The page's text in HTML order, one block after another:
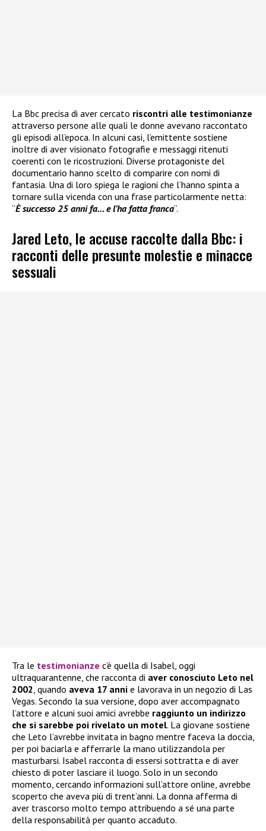
La Bbc precisa di aver cercato riscontri alle testimonianze
attraverso persone alle quali le donne avevano raccontato
gli episodi all’epoca. In alcuni casi, l’emittente sostiene
inoltre di aver visionato fotografie e messaggi ritenuti
coerenti con le ricostruzioni. Diverse protagoniste del
documentario hanno scelto di comparire con nomi di
fantasia. Una di loro spiega le ragioni che l’hanno spinta a
tornare sulla vicenda con una frase particolarmente netta:
“È successo 25 anni fa… e l’ha fatta franca“.
Jared Leto, le accuse raccolte dalla Bbc: i
racconti delle presunte molestie e minacce
sessuali
Tra le testimonianze c’è quella di Isabel, oggi
ultraquarantenne, che racconta di aver conosciuto Leto nel
2002, quando aveva 17 anni e lavorava in un negozio di Las
Vegas. Secondo la sua versione, dopo aver accompagnato
l’attore e alcuni suoi amici avrebbe raggiunto un indirizzo
che si sarebbe poi rivelato un motel. La giovane sostiene
che Leto l’avrebbe invitata in bagno mentre faceva la doccia,
per poi baciarla e afferrarle la mano utilizzandola per
masturbarsi. Isabel racconta di essersi sottratta e di aver
chiesto di poter lasciare il luogo. Solo in un secondo
momento, cercando informazioni sull’attore online, avrebbe
scoperto che aveva più di trent’anni. La donna afferma di
aver trascorso molto tempo attribuendo a sé una parte
della responsabilità per quanto accaduto.